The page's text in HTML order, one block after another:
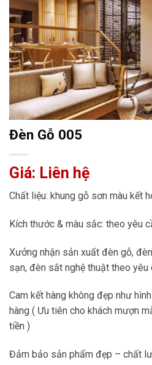
Đèn Gỗ 005
Giá: Liên hệ
Chất liệu: khung gỗ sơn màu kết
Kích thước & màu sắc: theo yêu
Xưởng nhận sản xuất đèn gỗ,
sạn, đèn sắt nghệ thuật theo yêu
Cam kết hàng không đẹp như
hàng ( Ưu tiên cho khách mượn
tiền )
Đảm bảo sản phẩm đẹp – chất